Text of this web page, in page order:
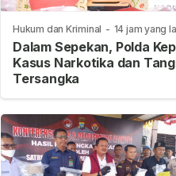
Hukum dan Kriminal - 14 jam yang
Dalam Sepekan, Polda
Kasus Narkotika dan
Tersangka